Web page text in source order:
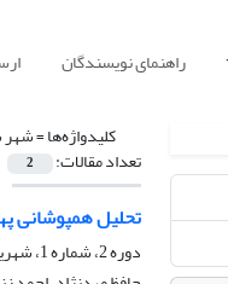
راهنمای نویسندگان
کلیدواژه‌ها =شهر
تعداد مقالات: 2
تحلیل همپوشانی
دوره 2، شماره 1، شهریور 1399، صفحه